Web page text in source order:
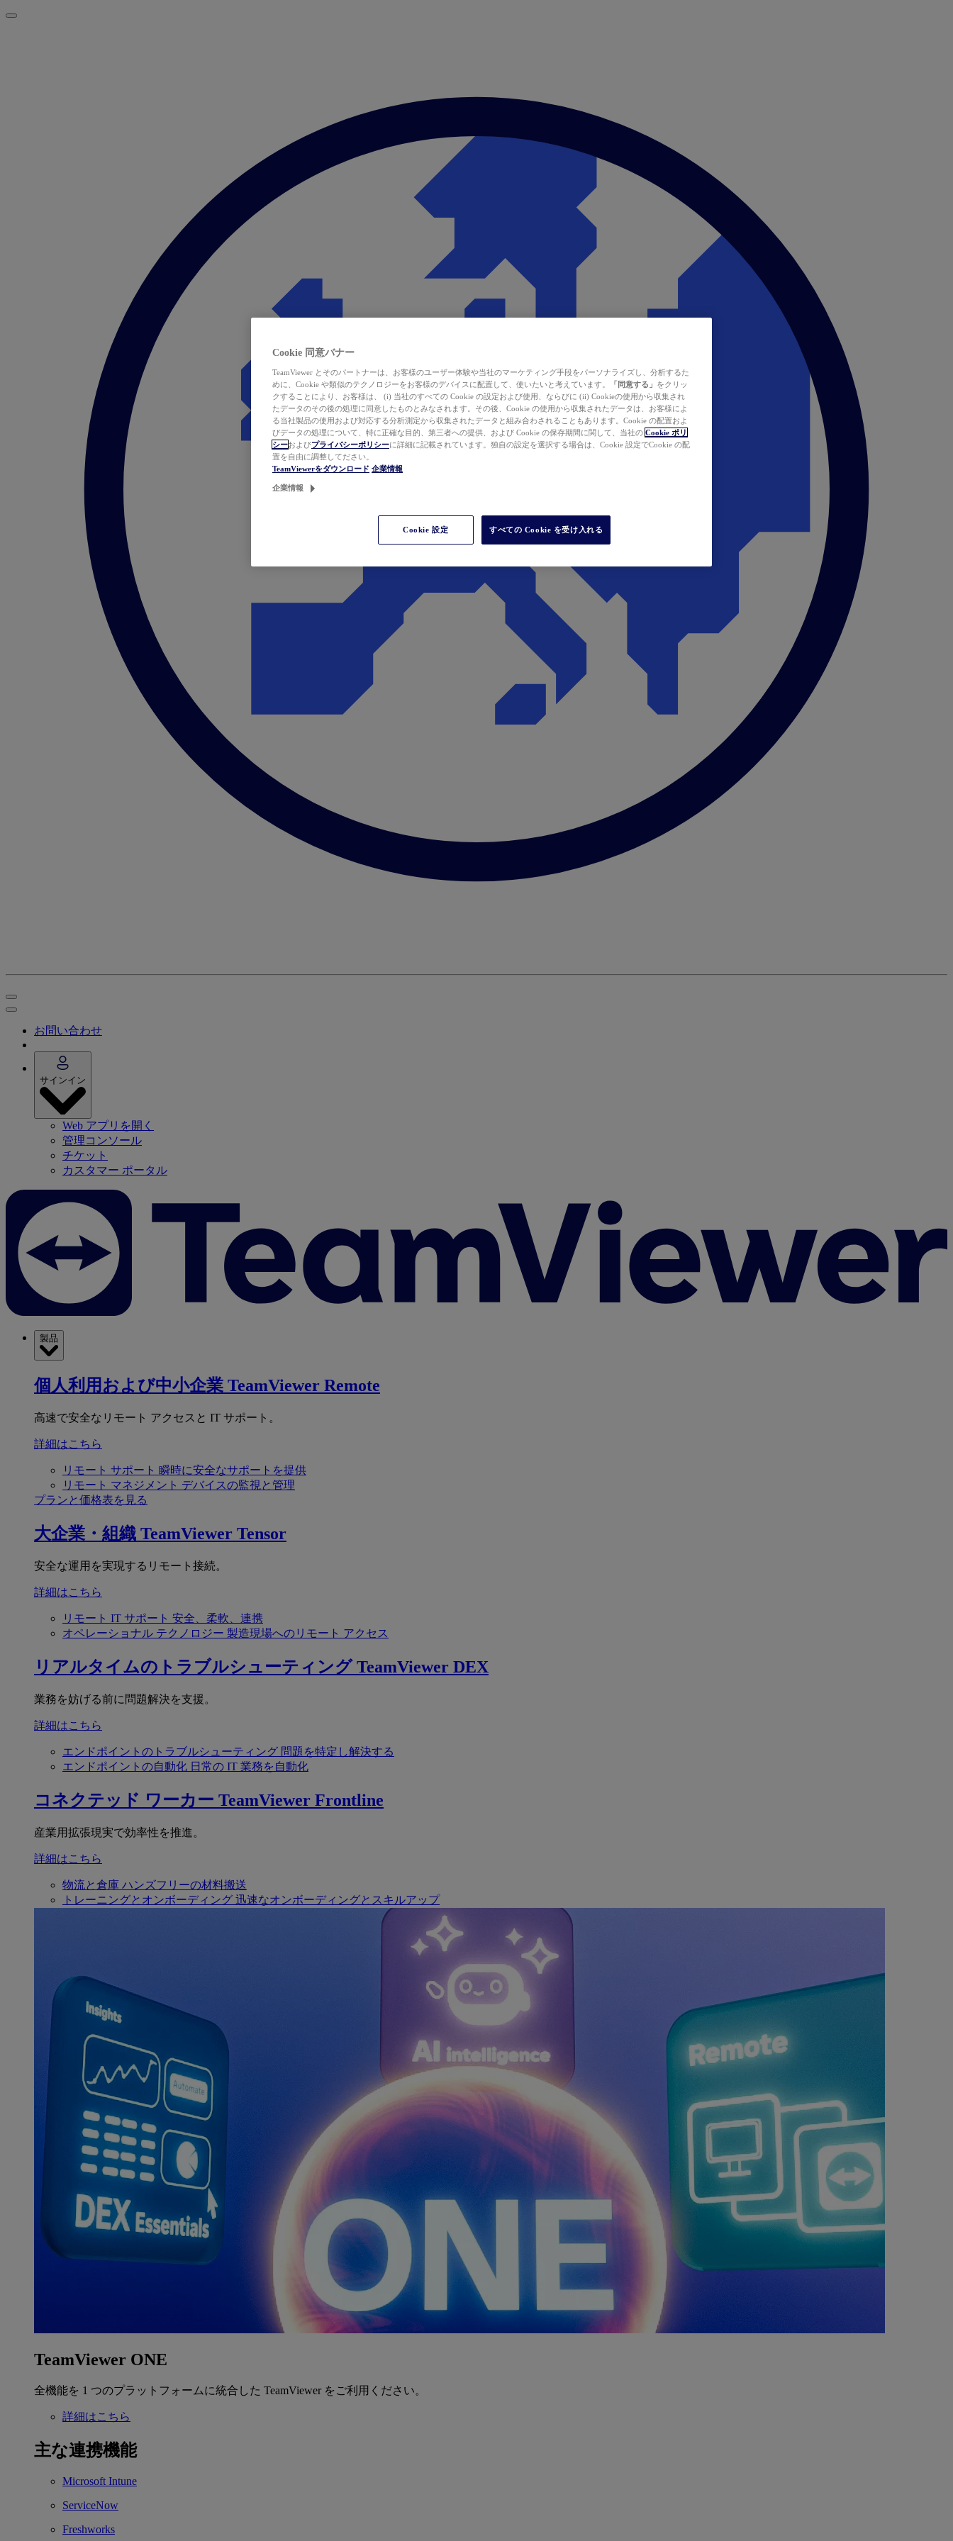
お問い合わせ
サインイン
Web アプリを開く
管理コンソール
チケット
カスタマー ポータル
製品
個人利用および中小企業 TeamViewer Remote
高速で安全なリモート アクセスと IT サポート。
詳細はこちら
リモート サポート 瞬時に安全なサポートを提供
リモート マネジメント デバイスの監視と管理
プランと価格表を見る
大企業・組織 TeamViewer Tensor
安全な運用を実現するリモート接続。
詳細はこちら
リモート IT サポート 安全、柔軟、連携
オペレーショナル テクノロジー 製造現場へのリモート アクセス
リアルタイムのトラブルシューティング TeamViewer DEX
業務を妨げる前に問題解決を支援。
詳細はこちら
エンドポイントのトラブルシューティング 問題を特定し解決する
エンドポイントの自動化 日常の IT 業務を自動化
コネクテッド ワーカー TeamViewer Frontline
産業用拡張現実で効率性を推進。
詳細はこちら
物流と倉庫 ハンズフリーの材料搬送
トレーニングとオンボーディング 迅速なオンボーディングとスキルアップ
TeamViewer ONE
全機能を 1 つのプラットフォームに統合した TeamViewer をご利用ください。
詳細はこちら
主な連携機能
Microsoft Intune
ServiceNow
Freshworks
Cookie 同意バナー
TeamViewer とそのパートナーは、お客様のユーザー体験や当社のマーケティング手段をパーソナライズし、分析するた
めに、Cookie や類似のテクノロジーをお客様のデバイスに配置して、使いたいと考えています。
「同意する」 をクリッ
クすることにより、お客様は、 (i) 当社のすべての Cookie の設定および使用、ならびに (ii) Cookieの使用から収集され
たデータのその後の処理に同意したものとみなされます。その後、Cookie の使用から収集されたデータは、お客様によ
る当社製品の使用および対応する分析測定から収集されたデータと組み合わされることもあります。Cookie の配置およ
びデータの処理について、特に正確な目的、第三者への提供、および Cookie の保存期間に関して、当社の Cookie ポリ
シーおよびプライバシーポリシーに詳細に記載されています。独自の設定を選択する場合は、Cookie 設定でCookie の配
置を自由に調整してださい。
TeamViewerをダウンロード 企業情報
企業情報
Cookie 設定 すべての Cookie を受け入れる